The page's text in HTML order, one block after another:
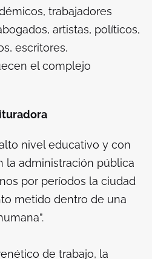
trabajadores
artistas, políticos,
escritores,
el complejo
nivel educativo y con
la administración pública
por períodos la ciudad
metido dentro de una
de trabajo, la